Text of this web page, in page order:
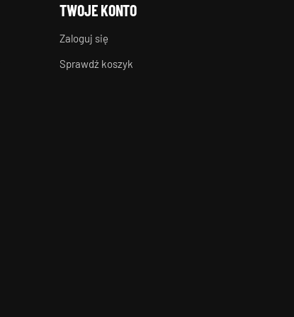
TWOJE KONTO
Zaloguj się
Sprawdź koszyk